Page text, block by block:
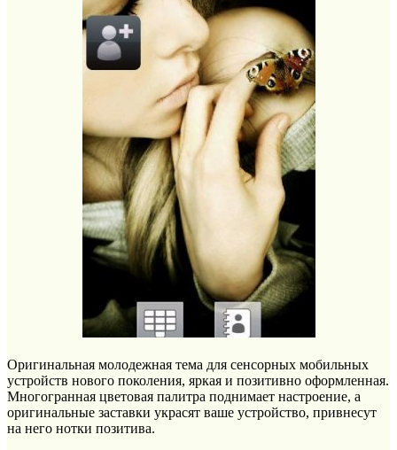
Оригинальная молодежная тема для сенсорных мобильных
устройств нового поколения, яркая и позитивно оформленная.
Многогранная цветовая палитра поднимает настроение, а
оригинальные заставки украсят ваше устройство, привнесут
на него нотки позитива.